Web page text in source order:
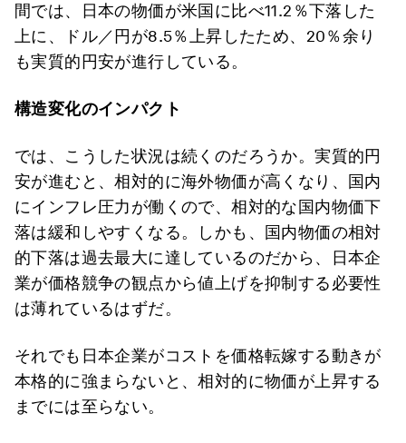
間では、日本の物価が米国に比べ11.2％下落した
上に、ドル／円が8.5％上昇したため、20％余り
も実質的円安が進行している。
構造変化のインパクト
では、こうした状況は続くのだろうか。実質的円
安が進むと、相対的に海外物価が高くなり、国内
にインフレ圧力が働くので、相対的な国内物価下
落は緩和しやすくなる。しかも、国内物価の相対
的下落は過去最大に達しているのだから、日本企
業が価格競争の観点から値上げを抑制する必要性
は薄れているはずだ。
それでも日本企業がコストを価格転嫁する動きが
本格的に強まらないと、相対的に物価が上昇する
までには至らない。